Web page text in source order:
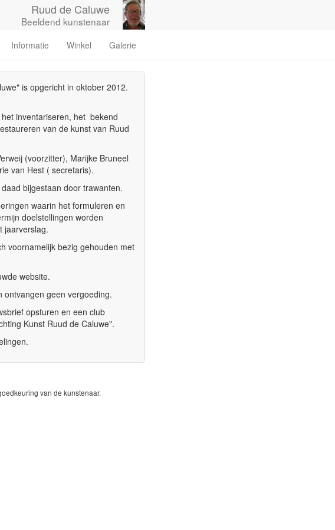
Ruud de Caluwe
Beeldend kunstenaar
Informatie Winkel Galerie
is opgericht in oktober 2012.
inventariseren, het bekend
van de kunst van Ruud
(voorzitter), Marijke Bruneel
van Hest ( secretaris).
bijgestaan door trawanten.
waarin het formuleren en
doelstellingen worden
jaarverslag.
voornamelijk bezig gehouden met
website.
ontvangen geen vergoeding.
opsturen en een club
Kunst Ruud de Caluwe".
van de kunstenaar.